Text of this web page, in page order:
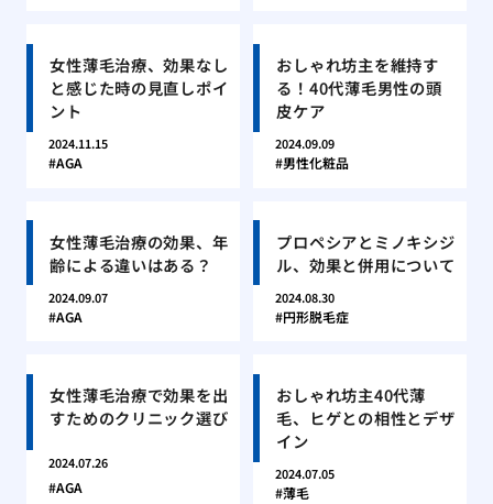
女性薄毛治療、効果なし
と感じた時の見直しポイ
ント
2024.11.15
AGA
おしゃれ坊主を維持す
る！40代薄毛男性の頭
皮ケア
2024.09.09
男性化粧品
女性薄毛治療の効果、年
齢による違いはある？
2024.09.07
AGA
プロペシアとミノキシジ
ル、効果と併用について
2024.08.30
円形脱毛症
女性薄毛治療で効果を出
すためのクリニック選び
2024.07.26
AGA
おしゃれ坊主40代薄
毛、ヒゲとの相性とデザ
イン
2024.07.05
薄毛